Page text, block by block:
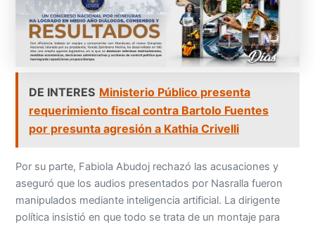
DE INTERES Ministerio Público presenta
requerimiento fiscal contra Bartolo Fuentes
por presunta agresión a Kathia Crivelli
Por su parte, Fabiola Abudoj rechazó las acusaciones y
aseguró que los audios presentados por Nasralla fueron
manipulados mediante inteligencia artificial. La dirigente
política insistió en que todo se trata de un montaje para